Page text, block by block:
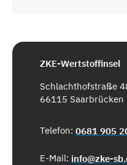
ZKE-Wertstoffinsel
Schlachthofstraße
66115 Saarbrücken
Telefon: 0681 905
E-Mail: info@zke-